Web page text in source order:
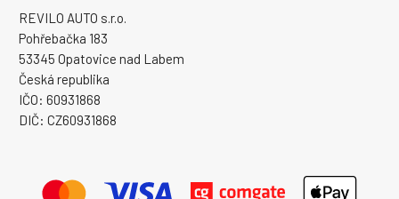
REVILO AUTO s.r.o.
Pohřebačka 183
53345 Opatovice nad Labem
Česká republika
IČO: 60931868
DIČ: CZ60931868